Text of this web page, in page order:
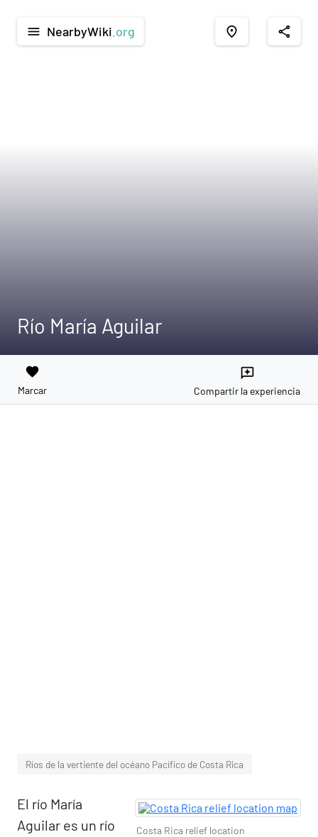
menu NearbyWiki .org place share
Río María Aguilar
favorite
Marcar
reviews
Compartir la experiencia
Ríos de la vertiente del océano Pacífico de Costa Rica
Costa Rica relief location
El río María
Aguilar es un río